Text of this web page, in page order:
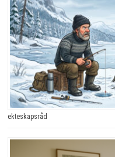
ekteskapsråd